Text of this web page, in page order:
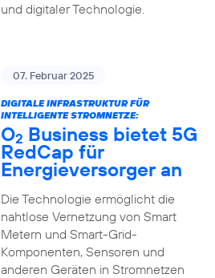
und digitaler Technologie.
07. Februar 2025
DIGITALE INFRASTRUKTUR FÜR
INTELLIGENTE STROMNETZE:
O2 Business bietet 5G
RedCap für
Energieversorger an
Die Technologie ermöglicht die
nahtlose Vernetzung von Smart
Metern und Smart-Grid-
Komponenten, Sensoren und
anderen Geräten in Stromnetzen